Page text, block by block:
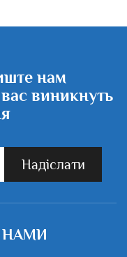
нам
виникнуть
Надіслати
НАМИ